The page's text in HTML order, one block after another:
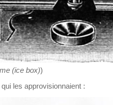
(ice box))
les approvisionnaient :